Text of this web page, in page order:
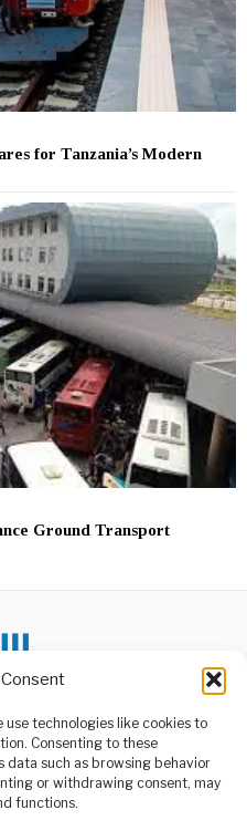
use technologies like cookies to
Consenting to these
data such as browsing behavior
or withdrawing consent, may
functions.
for Tanzania’s Modern
Ground Transport
US